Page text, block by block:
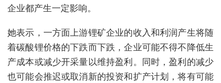
企业都产生一定影响。
她表示，一方面上游锂矿企业的收入和利润产生将随
着碳酸锂价格的下跌而下跌，企业可能不得不降低生
产成本或减少开采量以维持盈利。同时，盈利的减少
也可能会推迟或取消新的投资和扩产计划，将有可能